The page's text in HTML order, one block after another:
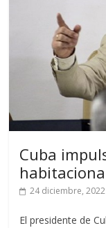
Cuba
24 diciembre, 2022
El presidente de